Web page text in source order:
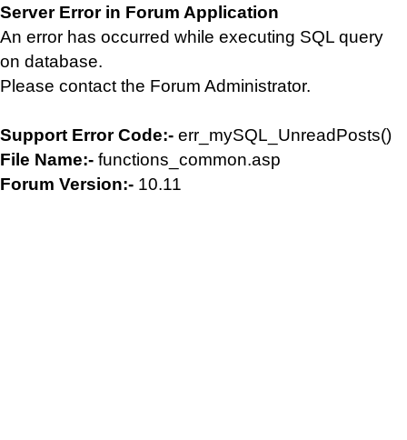
Server Error in Forum Application
An error has occurred while executing SQL query
on database.
Please contact the Forum Administrator.
Support Error Code:- err_mySQL_UnreadPosts()
File Name:- functions_common.asp
Forum Version:- 10.11